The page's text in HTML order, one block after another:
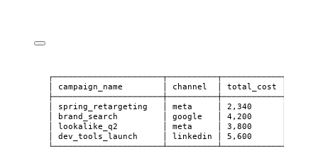
│ campaign_name        │ channel  │ total_cost │
│ spring_retargeting   │ meta     │ 2,340      │
│ brand_search         │ google   │ 4,200      │
│ lookalike_q2         │ meta     │ 3,800      │
│ dev_tools_launch     │ linkedin │ 5,600      │